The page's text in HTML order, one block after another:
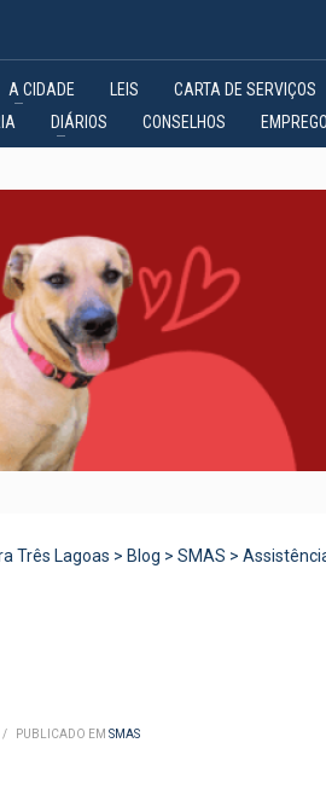
A CIDADE LEIS CARTA DE SERVIÇOS
DIÁRIOS CONSELHOS EMPREGO
Três Lagoas > Blog > SMAS >
/ PUBLICADO EM SMAS